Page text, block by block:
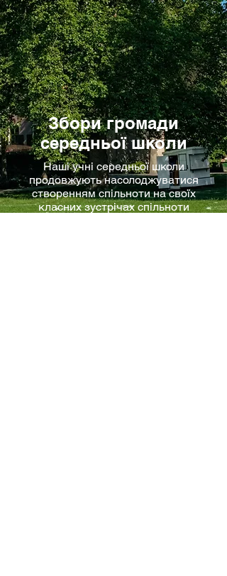
Збори громади
середньої школи
Наші учні середньої школи
продовжують насолоджуватися
створенням спільноти на своїх
класних зустрічах спільноти